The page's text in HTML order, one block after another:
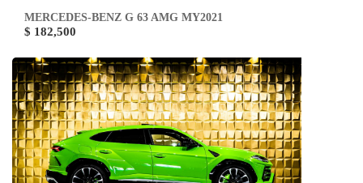
MERCEDES-BENZ G 63 AMG MY2021
$ 182,500